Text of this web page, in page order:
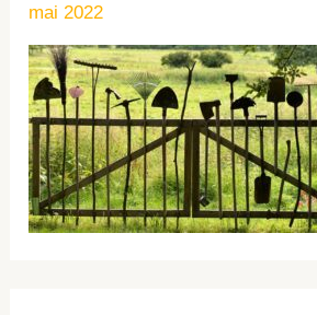
mai 2022